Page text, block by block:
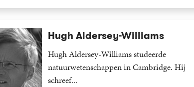
Hugh Aldersey-Williams
Hugh Aldersey-Williams studeerde
natuurwetenschappen in Cambridge. Hij
schreef...